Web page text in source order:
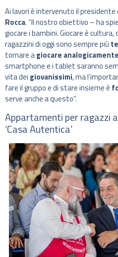
Ai lavori è intervenuto il
Rocca. “Il nostro obiettivo – ha
giocare i bambini. Giocare è
ragazzini di oggi sono sempre più
tornare agiocare analogicamente
smartphone e i tablet saranno
vita dei giovanissimi, ma
fare il gruppo e di stare insieme è
serve anche a questo”.
Appartamenti per ragazzi
‘Casa Autentica’